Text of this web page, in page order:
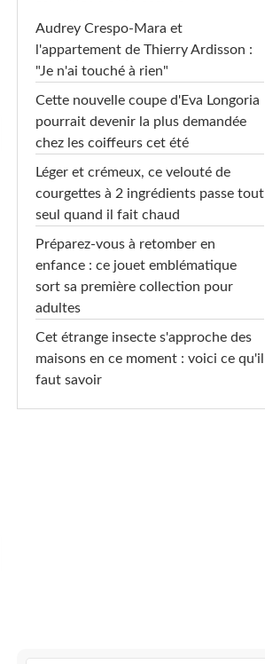
Audrey Crespo-Mara et
l'appartement de Thierry Ardisson :
"Je n'ai touché à rien"
Cette nouvelle coupe d'Eva Longoria
pourrait devenir la plus demandée
chez les coiffeurs cet été
Léger et crémeux, ce velouté de
courgettes à 2 ingrédients passe tout
seul quand il fait chaud
Préparez-vous à retomber en
enfance : ce jouet emblématique
sort sa première collection pour
adultes
Cet étrange insecte s'approche des
maisons en ce moment : voici ce qu'il
faut savoir